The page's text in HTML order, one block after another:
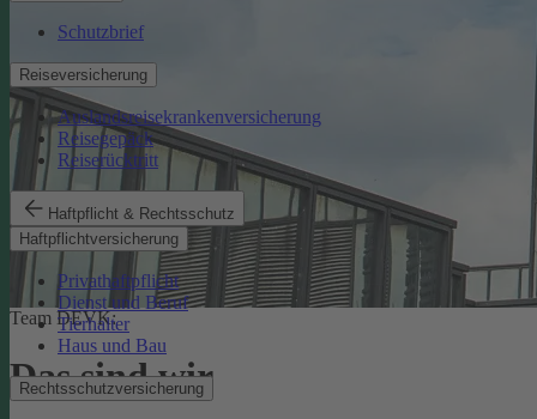
Schutzbrief
Reiseversicherung
Auslandsreisekrankenversicherung
Reisegepäck
Reiserücktritt
Haftpflicht & Rechtsschutz
Haftpflichtversicherung
Privathaftpflicht
Dienst und Beruf
Tierhalter
Haus und Bau
Rechtsschutzversicherung
Team DEVK:
Das sind wir